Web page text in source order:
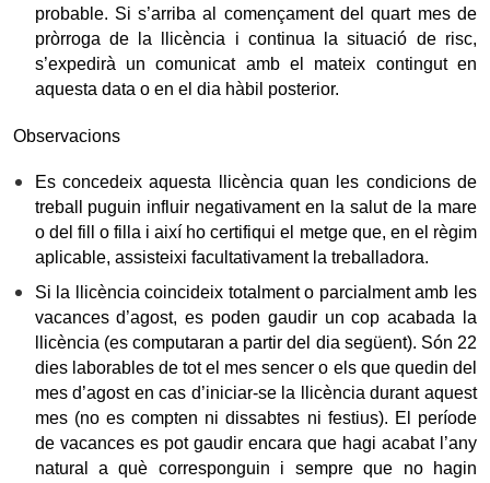
probable. Si s’arriba al començament del quart mes de
pròrroga de la llicència i continua la situació de risc,
s’expedirà un comunicat amb el mateix contingut en
aquesta data o en el dia hàbil posterior.
Observacions
Es concedeix aquesta llicència quan les condicions de
treball puguin influir negativament en la salut de la mare
o del fill o filla i així ho certifiqui el metge que, en el règim
aplicable, assisteixi facultativament la treballadora.
Si la llicència coincideix totalment o parcialment amb les
vacances d’agost, es poden gaudir un cop acabada la
llicència (es computaran a partir del dia següent). Són 22
dies laborables de tot el mes sencer o els que quedin del
mes d’agost en cas d’iniciar-se la llicència durant aquest
mes (no es compten ni dissabtes ni festius). El període
de vacances es pot gaudir encara que hagi acabat l’any
natural a què corresponguin i sempre que no hagin